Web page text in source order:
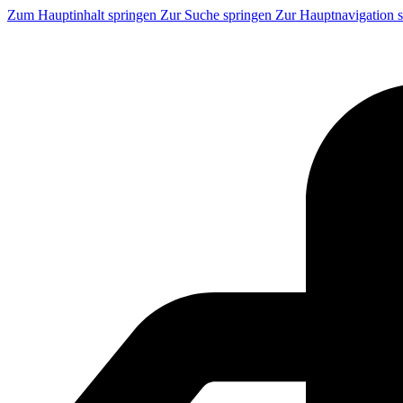
Zum Hauptinhalt springen Zur Suche springen Zur Hauptnavigation